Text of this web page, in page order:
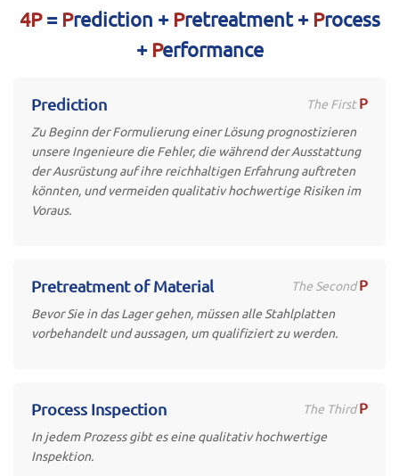
4P=Prediction +Pretreatment +Process
+Performance
The First P
Prediction
Zu Beginn der Formulierung einer Lösung prognostizieren
unsere Ingenieure die Fehler, die während der Ausstattung
der Ausrüstung auf ihre reichhaltigen Erfahrung auftreten
könnten, und vermeiden qualitativ hochwertige Risiken im
Voraus.
The Second P
Pretreatment of Material
Bevor Sie in das Lager gehen, müssen alle Stahlplatten
vorbehandelt und aussagen, um qualifiziert zu werden.
The Third P
Process Inspection
In jedem Prozess gibt es eine qualitativ hochwertige
Inspektion.